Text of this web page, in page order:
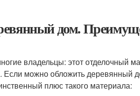
дом.
владельцы: этот отделочный
Если можно обложить деревянный
плюс такого материала: